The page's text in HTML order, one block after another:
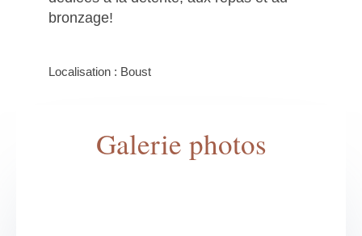
bronzage!
Localisation : Boust
Galerie photos